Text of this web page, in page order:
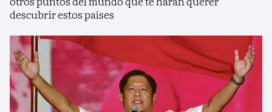
descubrir estos países